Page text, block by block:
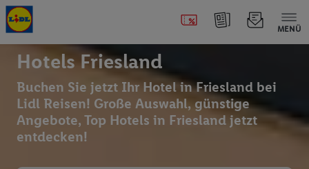
MENÜ
Hotels Friesland
Buchen Sie jetzt Ihr Hotel in Friesland bei
Lidl Reisen! Große Auswahl, günstige
Angebote, Top Hotels in Friesland jetzt
entdecken!